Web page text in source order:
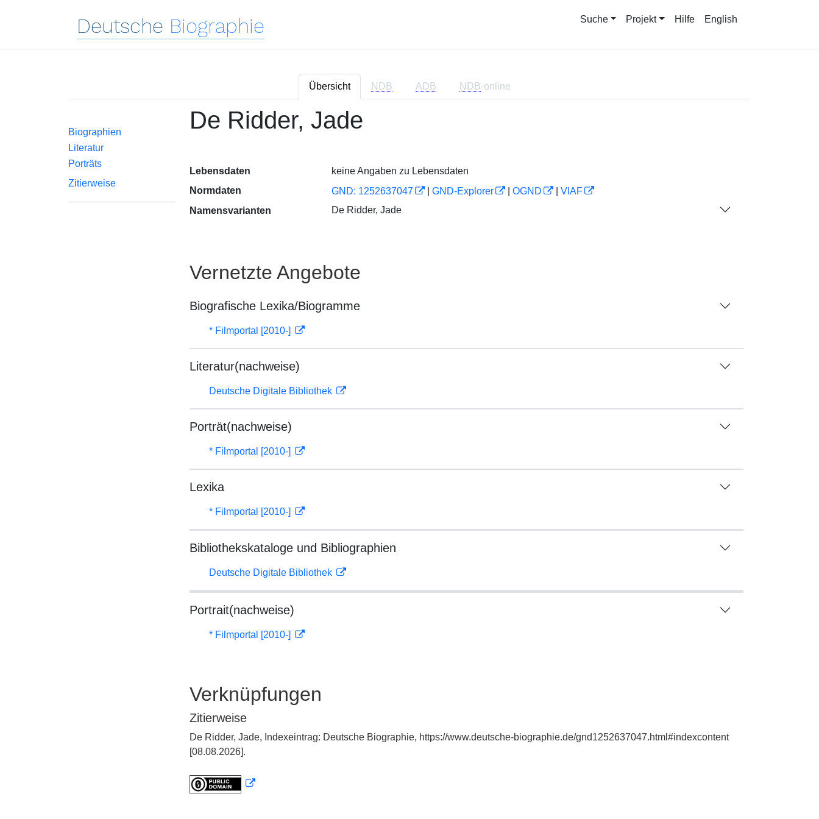
Deutsche Biographie Suche Projekt Hilfe English
Übersicht NDB ADB NDB-online
Biographien
Literatur
Porträts
Zitierweise
De Ridder, Jade
Lebensdaten
keine Angaben zu Lebensdaten
Normdaten
GND: 1252637047 GND-Explorer OGND
VIAF
Namensvarianten
De Ridder, Jade
Vernetzte Angebote
Biografische Lexika/Biogramme
* Filmportal [2010-]
Literatur(nachweise)
Deutsche Digitale Bibliothek
Porträt(nachweise)
* Filmportal [2010-]
Lexika
* Filmportal [2010-]
Bibliothekskataloge und Bibliographien
Deutsche Digitale Bibliothek
Portrait(nachweise)
* Filmportal [2010-]
Verknüpfungen
Zitierweise
De Ridder, Jade, Indexeintrag: Deutsche Biographie, https://www.deutsche-biographie.de/gnd1252637047.html#indexcontent
[08.08.2026].